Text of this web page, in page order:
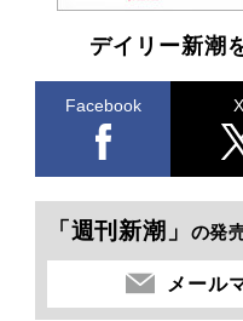
デイリー新潮
Facebook X
「週刊新潮」 の発
メール